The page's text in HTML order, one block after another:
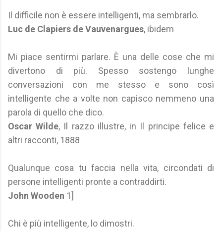
Il difficile non è essere intelligenti, ma sembrarlo.
Luc de Clapiers de Vauvenargues, ibidem
Mi piace sentirmi parlare. È una delle cose che mi
divertono di più. Spesso sostengo lunghe
conversazioni con me stesso e sono così
intelligente che a volte non capisco nemmeno una
parola di quello che dico.
Oscar Wilde, Il razzo illustre, in Il principe felice e
altri racconti, 1888
Qualunque cosa tu faccia nella vita, circondati di
persone intelligenti pronte a contraddirti.
John Wooden 1]
Chi è più intelligente, lo dimostri.